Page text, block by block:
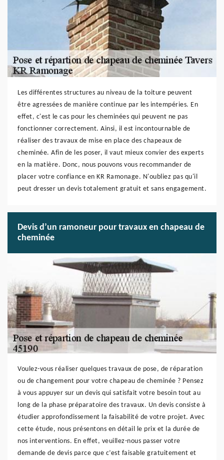
Les différentes structures au niveau de la toiture peuvent
être agressées de manière continue par les intempéries. En
effet, c'est le cas pour les cheminées qui peuvent ne pas
fonctionner correctement. Ainsi, il est incontournable de
réaliser des travaux de mise en place des chapeaux de
cheminée. Afin de les poser, il vaut mieux convier des experts
en la matière. Donc, nous pouvons vous recommander de
placer votre confiance en KR Ramonage. N'oubliez pas qu'il
peut dresser un devis totalement gratuit et sans engagement.
Devis d’un ramoneur pour travaux en chapeau de
cheminée
Voulez-vous réaliser quelques travaux de pose, de réparation
ou de changement pour votre chapeau de cheminée ? Pensez
à vous appuyer sur un devis qui satisfait votre besoin tout au
long de la phase préparatoire des travaux. Un devis consiste à
étudier approfondissement la faisabilité de votre projet. Avec
cette étude, nous présentons en détail le prix et la durée de
nos interventions. En effet, veuillez-nous passer votre
demande de devis parce que c’est faisable gratuitement et